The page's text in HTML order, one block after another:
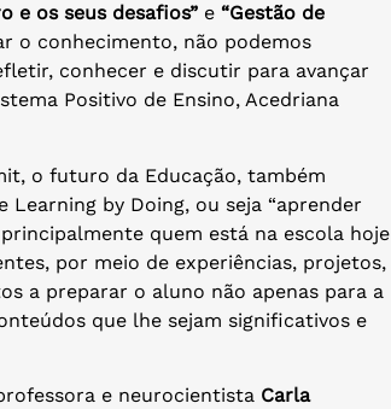
e os seus desafios” e “Gestão de
o conhecimento, não podemos
conhecer e discutir para avançar
Positivo de Ensino, Acedriana
o futuro da Educação, também
by Doing, ou seja “aprender
quem está na escola hoje
por meio de experiências, projetos,
a preparar o aluno não apenas para a
que lhe sejam significativos e
e neurocientista Carla